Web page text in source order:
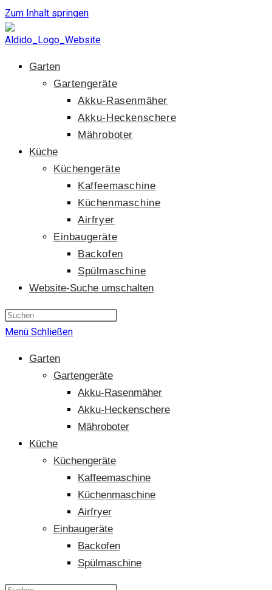
Zum Inhalt springen
Garten
Gartengeräte
Akku-Rasenmäher
Akku-Heckenschere
Mähroboter
Küche
Küchengeräte
Kaffeemaschine
Küchenmaschine
Airfryer
Einbaugeräte
Backofen
Spülmaschine
Website-Suche umschalten
Menü Schließen
Garten
Gartengeräte
Akku-Rasenmäher
Akku-Heckenschere
Mähroboter
Küche
Küchengeräte
Kaffeemaschine
Küchenmaschine
Airfryer
Einbaugeräte
Backofen
Spülmaschine